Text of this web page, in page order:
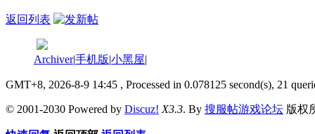
返回列表
Archiver|手机版|小黑屋|
GMT+8, 2026-8-9 14:45 , Processed in 0.078125 second(s), 21
© 2001-2030 Powered by Discuz! X3.3. By 搜服帖游戏论坛 版权